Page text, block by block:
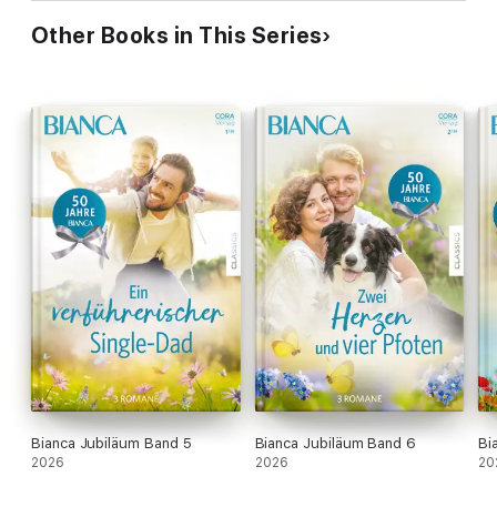
Other Books in This Series
Bianca Jubiläum Band 5
2026
Bianca Jubiläum Band 6
2026